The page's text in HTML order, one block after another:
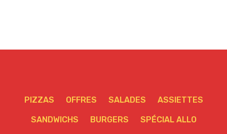
PIZZAS OFFRES SALADES ASSIETTES
SANDWICHS BURGERS SPÉCIAL ALLO